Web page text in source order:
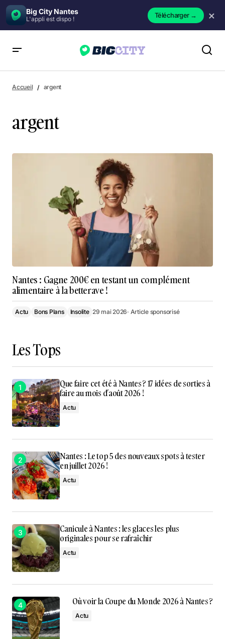
Big City Nantes
L'appli est dispo ! Télécharger→ ×
Accueil argent
argent
Nantes : Gagne 200€ en testant un complément
alimentaire à la betterave !
Actu Bons Plans Insolite 29 mai 2026· Article sponsorisé
Les Tops
Que faire cet été à Nantes ? 17 idées de sorties à
faire au mois d’août 2026 !
Actu
Nantes : Le top 5 des nouveaux spots à tester
en juillet 2026 !
Actu
Canicule à Nantes : les glaces les plus
originales pour se rafraîchir
Actu
Où voir la Coupe du Monde 2026 à Nantes ?
Actu